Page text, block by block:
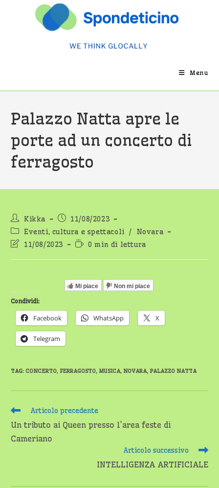
Menu
Palazzo Natta apre le
porte ad un concerto di
ferragosto
Autore
dell'articolo:
Kikka
Articolo
pubblicato:
11/08/2023
Categoria
dell'articolo:
Eventi, cultura e spettacoli /
Novara
Ultima
dell'articolo:
11/08/2023
Tempo
lettura:
0 min di lettura
Mi piace Non mi piace
Condividi:
Facebook WhatsApp X
Telegram
TAG: CONCERTO, FERRAGOSTO, MUSICA, NOVARA, PALAZZO NATTA
Leggi
articoli
Articolo precedente
Un tributo ai Queen presso l’area feste di
Cameriano
Articolo successivo
INTELLIGENZA ARTIFICIALE